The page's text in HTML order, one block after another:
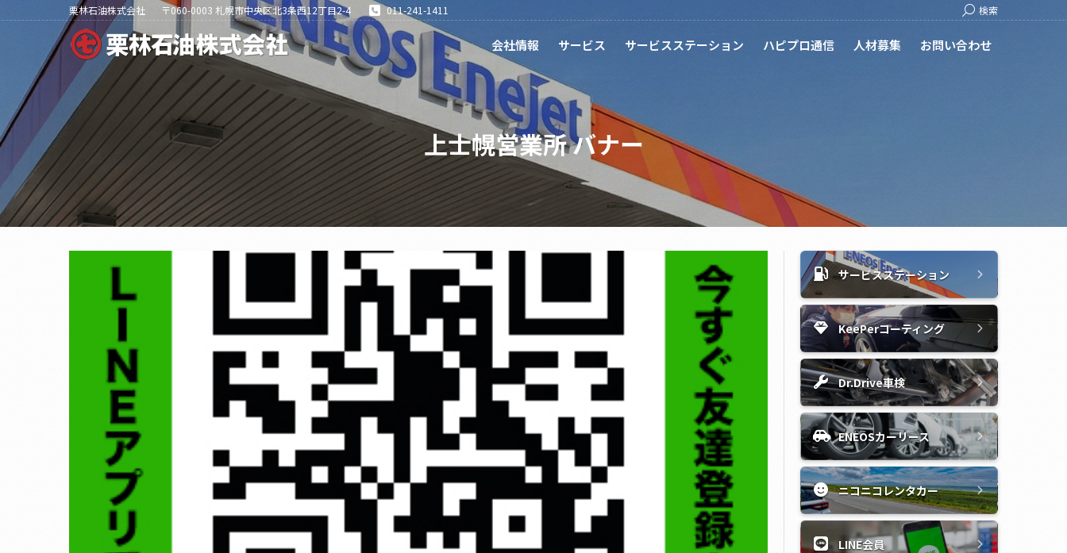
栗林石油株式会社 〒060-0003 札幌市中央区北3条西12丁目2-4 011-241-1411 Search:
検索
会社情報 サービス サービスステーション ハピプロ通信 人材募集 お問い合わせ
上士幌営業所 バナー
サービスステーション
KeePerコーティング
Dr.Drive車検
ENEOSカーリース
ニコニコレンタカー
LINE会員